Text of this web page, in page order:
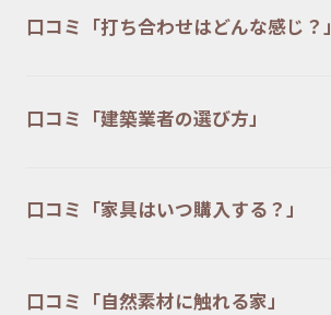
口コミ「打ち合わせはどんな感じ？」
口コミ「建築業者の選び方」
口コミ「家具はいつ購入する？」
口コミ「自然素材に触れる家」